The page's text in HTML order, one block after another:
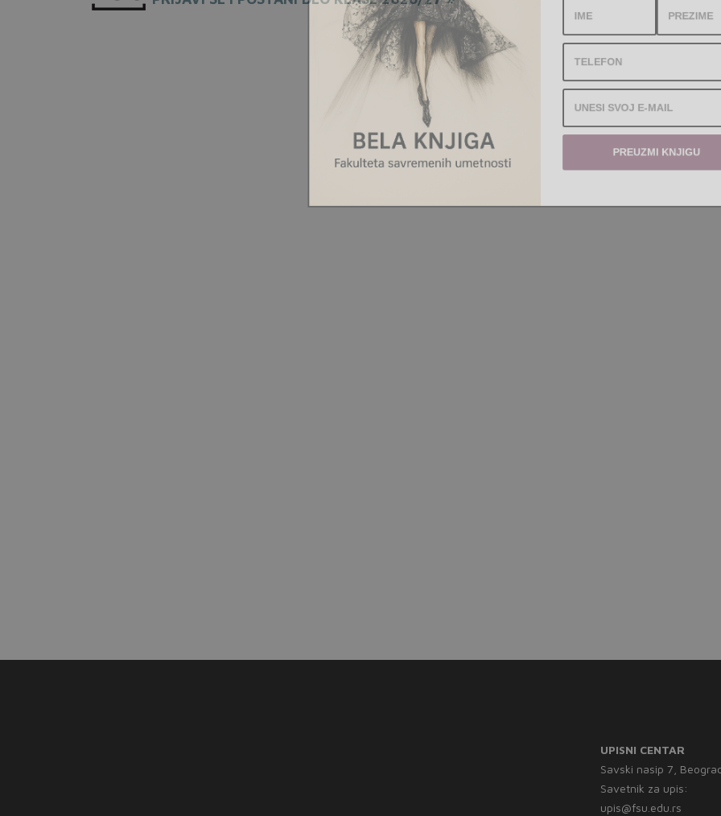
UPISNI CENTAR
Savski nasip 7,
Savetnik za upis:
upis@fsu.edu.rs